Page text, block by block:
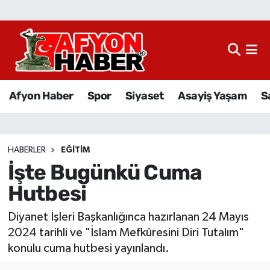
Afyon Haber Spor Siyaset Asayiş Yaşam
HABERLER EĞITIM
İşte Bugünkü Cuma
Hutbesi
Diyanet İşleri Başkanlığınca hazırlanan 24 Mayıs
2024 tarihli ve "İslam Mefkûresini Diri Tutalım"
konulu cuma hutbesi yayınlandı.
Afyon Haber
Sağlık
Eğitim
Sivil Toplum